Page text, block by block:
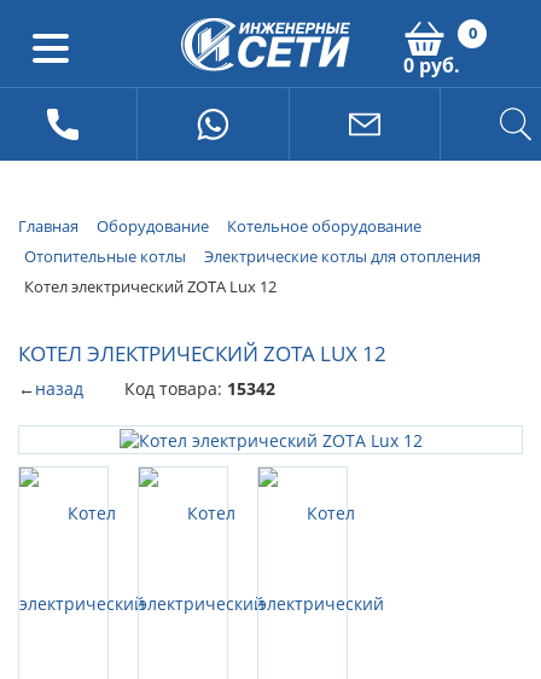
0
0 руб.
Главная Оборудование
Котельное оборудование
Отопительные котлы
Электрические котлы для отопления
Котел электрический ZOTA Lux 12
КОТЕЛ ЭЛЕКТРИЧЕСКИЙ ZOTA LUX 12
←назад Код товара: 15342